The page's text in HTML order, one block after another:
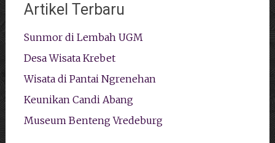
Artikel Terbaru
Sunmor di Lembah UGM
Desa Wisata Krebet
Wisata di Pantai Ngrenehan
Keunikan Candi Abang
Museum Benteng Vredeburg